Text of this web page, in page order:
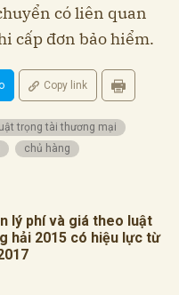
có liên quan
cấp đơn bảo hiểm.
Copy link
trọng tài thương mại
chủ hàng
lý phí và giá theo luật
hải 2015 có hiệu lực từ